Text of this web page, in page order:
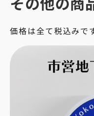
価格は全て税込みです